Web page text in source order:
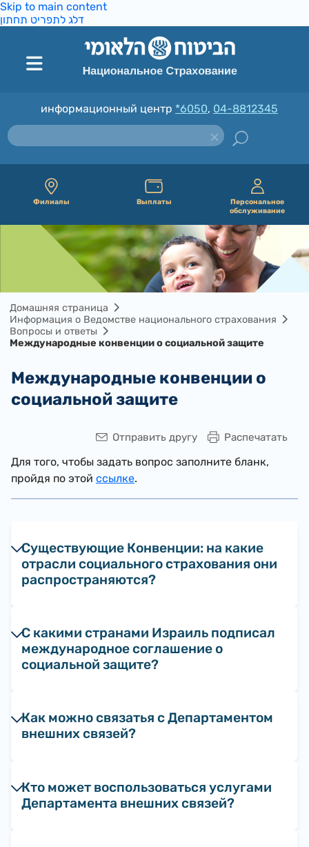
Skip to main content
דלג לתפריט תחתון
информационный центр *6050, 04-8812345
Филиалы Выплаты
Персональное
обслуживание
Домашняя страница
Информация о Ведомстве национального страхования
Вопросы и ответы
Международные конвенции о социальной защите
Международные конвенции о
социальной защите
Распечатать
Отправить другу
Для того, чтобы задать вопрос заполните бланк,
пройдя по этой ссылке.
Существующие Конвенции: на какие
отрасли социального страхования они
распространяются?
С какими странами Израиль подписал
международное соглашение о
социальной защите?
Как можно связатья с Департаментом
внешних связей?
Кто может воспользоваться услугами
Департамента внешних связей?